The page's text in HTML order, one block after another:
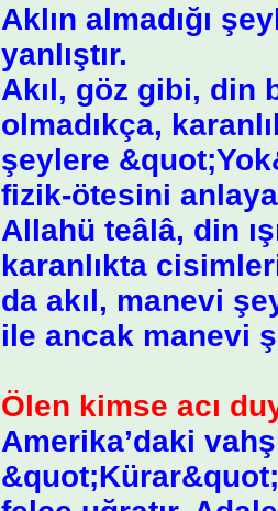
Aklın almadığı
yanlıştır.
Akıl, göz gibi, din
olmadıkça,
şeylere
fizik-ötesini
Allahü teâlâ, din
karanlıkta
da akıl, manevi
ile ancak manevi
Ölen kimse acı
Amerika’daki